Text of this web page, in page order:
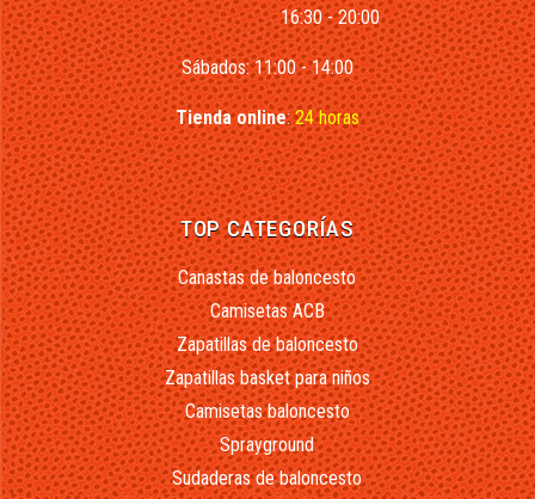
16:30 - 20:00
Sábados: 11:00 - 14:00
Tienda online:24 horas
TOP CATEGORÍAS
Canastas de baloncesto
Camisetas ACB
Zapatillas de baloncesto
Zapatillas basket para niños
Camisetas baloncesto
Sprayground
Sudaderas de baloncesto